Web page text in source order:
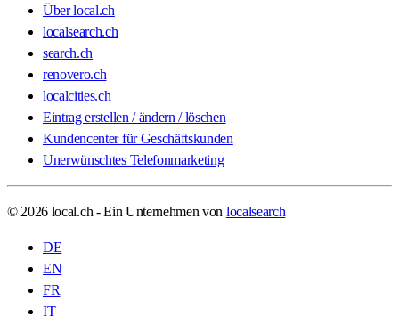
Über local.ch
localsearch.ch
search.ch
renovero.ch
localcities.ch
Eintrag erstellen / ändern / löschen
Kundencenter für Geschäftskunden
Unerwünschtes Telefonmarketing
© 2026 local.ch - Ein Unternehmen von localsearch
DE
EN
FR
IT